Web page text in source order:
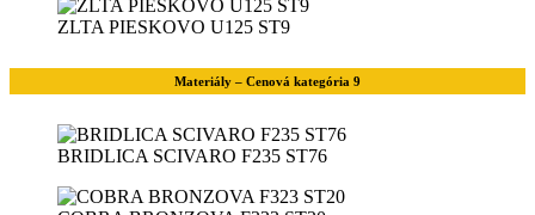
ZLTA PIESKOVO U125 ST9
Materiály – Cenová kategória 9
BRIDLICA SCIVARO F235 ST76